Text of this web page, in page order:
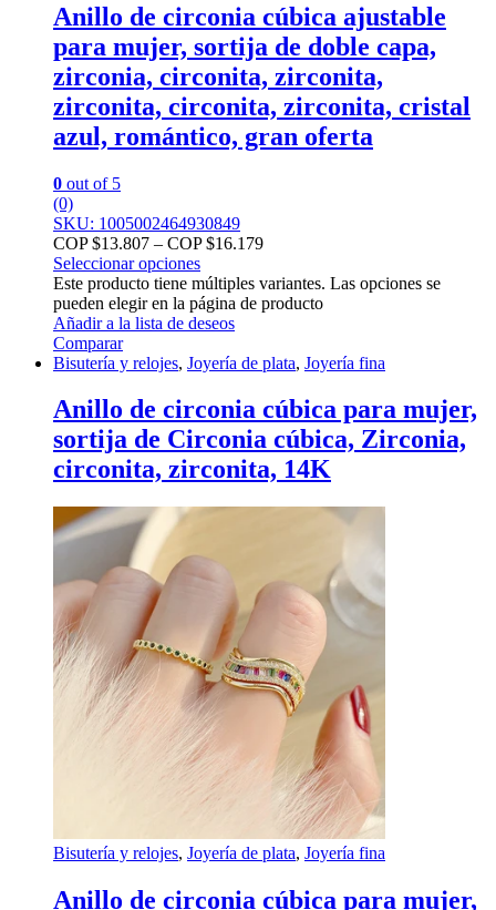
Anillo de circonia cúbica ajustable
para mujer, sortija de doble capa,
zirconia, circonita, zirconita,
zirconita, circonita, zirconita, cristal
azul, romántico, gran oferta
0 out of 5
(0)
SKU: 1005002464930849
COP $13.807 – COP $16.179
Seleccionar opciones
Este producto tiene múltiples variantes. Las opciones se
pueden elegir en la página de producto
Añadir a la lista de deseos
Comparar
Bisutería y relojes, Joyería de plata, Joyería fina
Anillo de circonia cúbica para mujer,
sortija de Circonia cúbica, Zirconia,
circonita, zirconita, 14K
Bisutería y relojes, Joyería de plata, Joyería fina
Anillo de circonia cúbica para mujer,